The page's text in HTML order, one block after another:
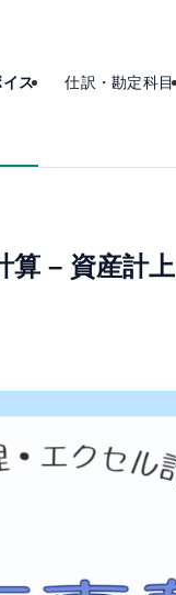
ス 仕訳・勘定科目
算 – 資産計